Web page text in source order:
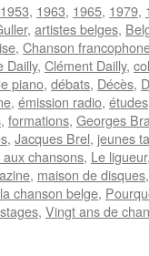
1953, 1963, 1965, 1979,
, artistes belges,
, Chanson
Dailly, Clément Dailly,
piano, débats, Décès,
, émission radio, études
, formations, Georges
, Jacques Brel, jeunes
chansons, Le ligueur
, maison de disques
chanson belge,
stages, Vingt ans de